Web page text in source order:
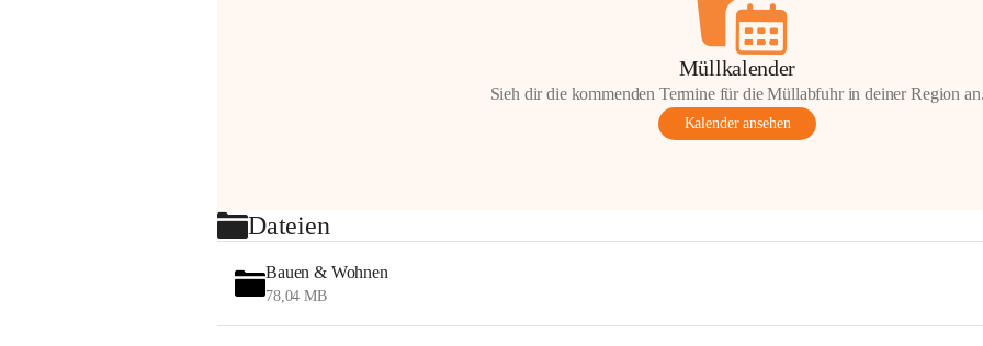
Müllkalender
Sieh dir die kommenden Termine für die Müllabfuhr in deiner Region
Kalender ansehen
Dateien
Bauen & Wohnen
78,04 MB